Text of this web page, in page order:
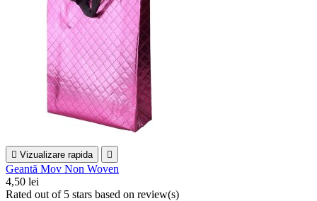
 Vizualizare rapida 
Geantă Mov Non Woven
4,50 lei
Rated out of 5 stars based on review(s)